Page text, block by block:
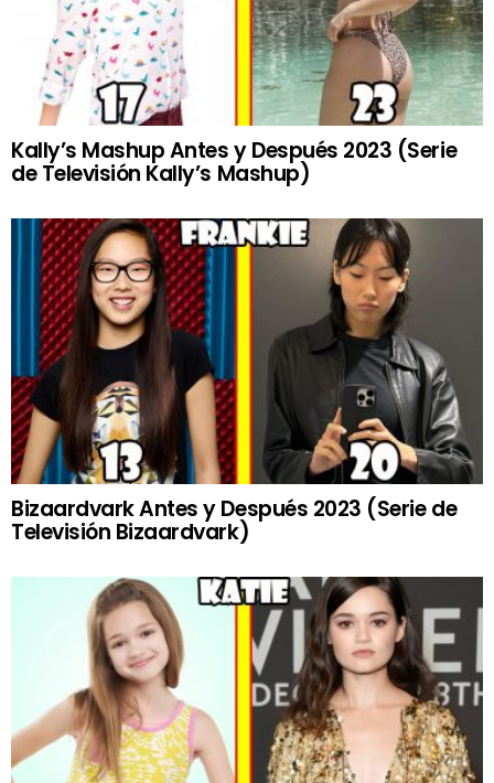
Kally’s Mashup Antes y Después 2023 (Serie
de Televisión Kally’s Mashup)
Bizaardvark Antes y Después 2023 (Serie de
Televisión Bizaardvark)